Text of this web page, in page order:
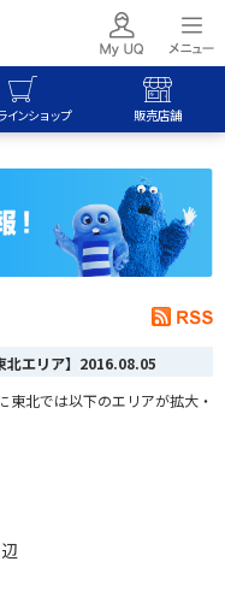
インショップ 販売店舗
エリア】 2016.08.05
北では以下のエリアが拡大・